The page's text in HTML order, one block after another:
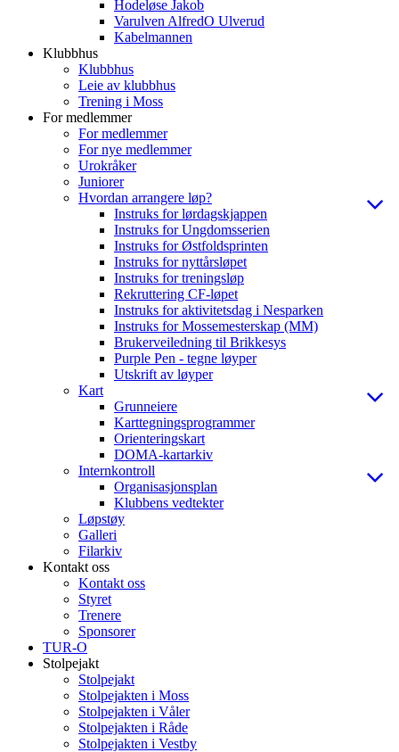
Hodeløse Jakob
Varulven AlfredO Ulverud
Kabelmannen
Klubbhus
Klubbhus
Leie av klubbhus
Trening i Moss
For medlemmer
For medlemmer
For nye medlemmer
Urokråker
Juniorer
Hvordan arrangere løp?
Instruks for lørdagskjappen
Instruks for Ungdomsserien
Instruks for Østfoldsprinten
Instruks for nyttårsløpet
Instruks for treningsløp
Rekruttering CF-løpet
Instruks for aktivitetsdag i Nesparken
Instruks for Mossemesterskap (MM)
Brukerveiledning til Brikkesys
Purple Pen - tegne løyper
Utskrift av løyper
Kart
Grunneiere
Karttegningsprogrammer
Orienteringskart
DOMA-kartarkiv
Internkontroll
Organisasjonsplan
Klubbens vedtekter
Løpstøy
Galleri
Filarkiv
Kontakt oss
Kontakt oss
Styret
Trenere
Sponsorer
TUR-O
Stolpejakt
Stolpejakt
Stolpejakten i Moss
Stolpejakten i Våler
Stolpejakten i Råde
Stolpejakten i Vestby